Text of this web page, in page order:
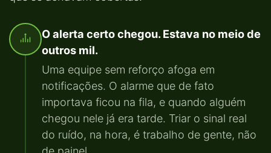
O alerta certo chegou. Estava no meio de
outros mil.
Uma equipe sem reforço afoga em
notificações. O alarme que de fato
importava ficou na fila, e quando alguém
chegou nele já era tarde. Triar o sinal real
do ruído, na hora, é trabalho de gente, não